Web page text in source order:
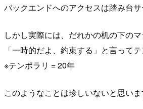
バックエンドへのアクセスは踏み台
しかし実際には、だれかの机の下の
「一時的だよ、約束する」と言って
※テンポラリ = 20年
このようなことは珍しいないと思いま